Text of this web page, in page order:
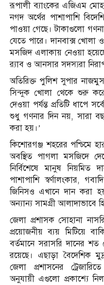
রূপালী ব্যাংকের এজিএম
নগদ অর্থের পাশাপাশি
পাওয়া গেছে। টাকাগুলো
যেতে পারে। দানবাক্স খোলা
মসজিদ এলাকায় নেওয়া
র‌্যাব ও আনসার সদস্যরা
অ‌তি‌রিক্ত পুলিশ সুপার
সিন্দুক খোলা থেকে শুরু
দেওয়া পর্যন্ত প্রতিটি ধাপে
শুধু গণনার দিন নয়, সারা
করা হয়।’
কিশোরগঞ্জ শহরের পশ্চিমে
অবস্থিত পাগলা মসজিদে
নির্বিশেষে মানুষ
পাশাপাশি স্বর্ণালংকার,
জিনিসও এখানে দান করা
অন্যান্য সামগ্রী আলাদাভাবে
জেলা প্রশাসক সোহানা
প্রয়োজনীয় ব্যয় মিটিয়ে
বর্তমানে সরাসরি দানের
রয়েছে। এছাড়া বৈদেশিক
জেলা প্রশাসনের
অনুযায়ী এগুলো প্রকাশ্যে